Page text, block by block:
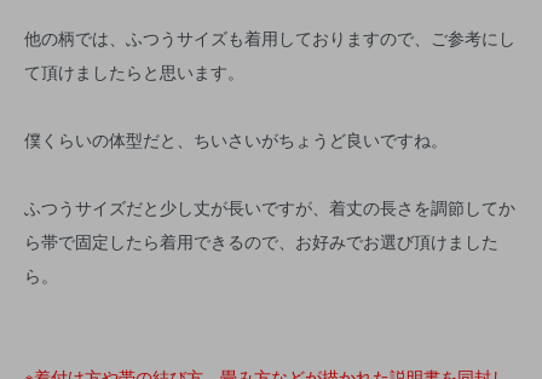
他の柄では、ふつうサイズも着用しておりますので、ご参考にし
て頂けましたらと思います。
僕くらいの体型だと、ちいさいがちょうど良いですね。
ふつうサイズだと少し丈が長いですが、着丈の長さを調節してか
ら帯で固定したら着用できるので、お好みでお選び頂けました
ら。